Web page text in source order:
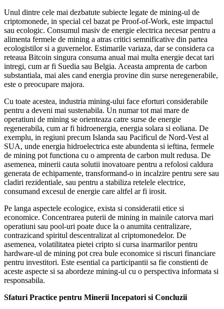
Unul dintre cele mai dezbatute subiecte legate de mining-ul de
criptomonede, in special cel bazat pe Proof-of-Work, este impactul
sau ecologic. Consumul masiv de energie electrica necesar pentru a
alimenta fermele de mining a atras critici semnificative din partea
ecologistilor si a guvernelor. Estimarile variaza, dar se considera ca
reteaua Bitcoin singura consuma anual mai multa energie decat tari
intregi, cum ar fi Suedia sau Belgia. Aceasta amprenta de carbon
substantiala, mai ales cand energia provine din surse neregenerabile,
este o preocupare majora.
Cu toate acestea, industria mining-ului face eforturi considerabile
pentru a deveni mai sustenabila. Un numar tot mai mare de
operatiuni de mining se orienteaza catre surse de energie
regenerabila, cum ar fi hidroenergia, energia solara si eoliana. De
exemplu, in regiuni precum Islanda sau Pacificul de Nord-Vest al
SUA, unde energia hidroelectrica este abundenta si ieftina, fermele
de mining pot functiona cu o amprenta de carbon mult redusa. De
asemenea, minerii cauta solutii inovatoare pentru a refolosi caldura
generata de echipamente, transformand-o in incalzire pentru sere sau
cladiri rezidentiale, sau pentru a stabiliza retelele electrice,
consumand excesul de energie care altfel ar fi irosit.
Pe langa aspectele ecologice, exista si consideratii etice si
economice. Concentrarea puterii de mining in mainile catorva mari
operatiuni sau pool-uri poate duce la o anumita centralizare,
contrazicand spiritul descentralizat al criptomonedelor. De
asemenea, volatilitatea pietei cripto si cursa inarmarilor pentru
hardware-ul de mining pot crea bule economice si riscuri financiare
pentru investitori. Este esential ca participantii sa fie constienti de
aceste aspecte si sa abordeze mining-ul cu o perspectiva informata si
responsabila.
Sfaturi Practice pentru Minerii Incepatori si Concluzii